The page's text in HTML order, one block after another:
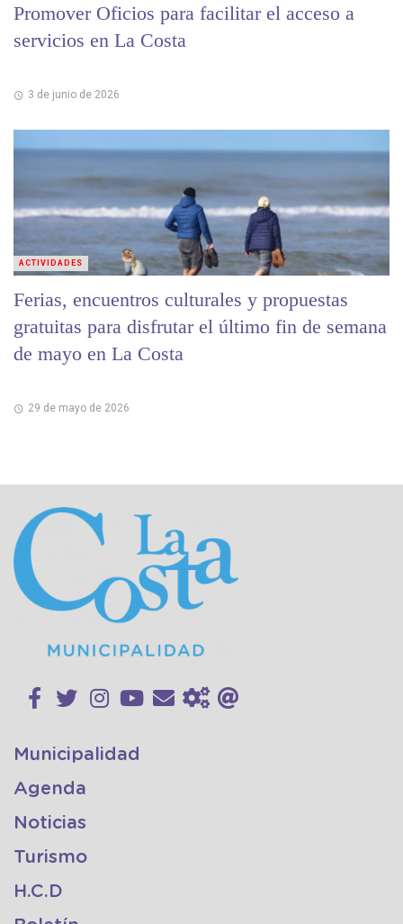
Promover Oficios para facilitar el acceso a
servicios en La Costa
3 de junio de 2026
Ferias, encuentros culturales y propuestas
gratuitas para disfrutar el último fin de semana
de mayo en La Costa
29 de mayo de 2026
ACTIVIDADES
Municipalidad
Agenda
Noticias
Turismo
H.C.D